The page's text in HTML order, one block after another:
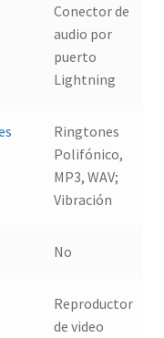
Conector de
audio por
puerto
Lightning
Ringtones
Polifónico,
MP3, WAV;
Vibración
No
Reproductor
de video